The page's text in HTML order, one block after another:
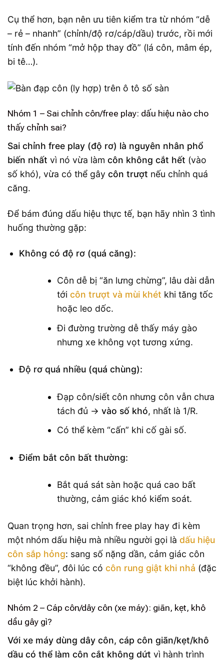
Cụ thể hơn, bạn nên ưu tiên kiểm tra từ nhóm “dễ
– rẻ – nhanh” (chỉnh/độ rơ/cáp/dầu) trước, rồi mới
tính đến nhóm “mở hộp thay đồ” (lá côn, mâm ép,
bi tê…).
Nhóm 1 – Sai chỉnh côn/free play: dấu hiệu nào cho
thấy chỉnh sai?
Sai chỉnh free play (độ rơ) là nguyên nhân phổ
biến nhất vì nó vừa làm côn không cắt hết (vào
số khó), vừa có thể gây côn trượt nếu chỉnh quá
căng.
Để bám đúng dấu hiệu thực tế, bạn hãy nhìn 3 tình
huống thường gặp:
Không có độ rơ (quá căng):
Côn dễ bị “ăn lưng chừng”, lâu dài dẫn
tới côn trượt và mùi khét khi tăng tốc
hoặc leo dốc.
Đi đường trường dễ thấy máy gào
nhưng xe không vọt tương xứng.
Độ rơ quá nhiều (quá chùng):
Đạp côn/siết côn nhưng côn vẫn chưa
tách đủ → vào số khó, nhất là 1/R.
Có thể kèm “cấn” khi cố gài số.
Điểm bắt côn bất thường:
Bắt quá sát sàn hoặc quá cao bất
thường, cảm giác khó kiểm soát.
Quan trọng hơn, sai chỉnh free play hay đi kèm
một nhóm dấu hiệu mà nhiều người gọi là dấu hiệu
côn sắp hỏng: sang số nặng dần, cảm giác côn
“không đều”, đôi lúc có côn rung giật khi nhả (đặc
biệt lúc khởi hành).
Nhóm 2 – Cáp côn/dây côn (xe máy): giãn, kẹt, khô
dầu gây gì?
Với xe máy dùng dây côn, cáp côn giãn/kẹt/khô
dầu có thể làm côn cắt không dứt vì hành trình